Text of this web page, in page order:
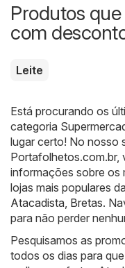
Produtos
com
Leite
Está procurando os
categoria
lugar certo! No nosso
Portafolhetos.com.br,
informações sobre os
lojas mais populares
Atacadista Bretas.
para não perder
Pesquisamos as
todos os dias para